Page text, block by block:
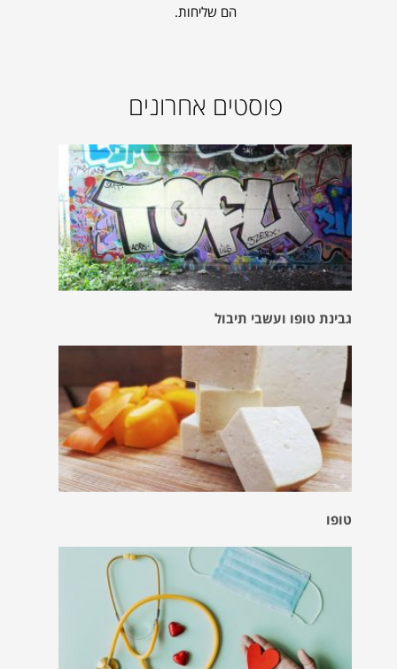
הם שליחות.
פוסטים אחרונים
גבינת טופו ועשבי תיבול
טופו